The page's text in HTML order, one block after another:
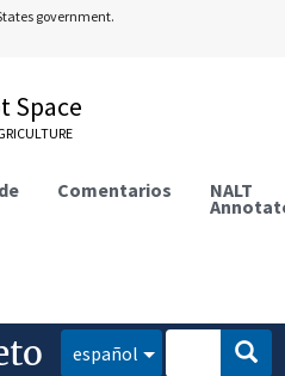
government.
Space
Comentarios NALT
español